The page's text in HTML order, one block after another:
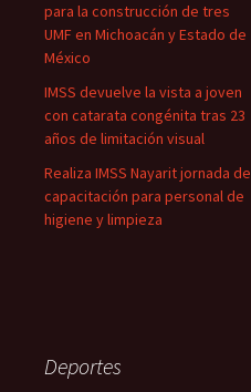
para la construcción de tres
UMF en Michoacán y Estado de
México
IMSS devuelve la vista a joven
con catarata congénita tras 23
años de limitación visual
Realiza IMSS Nayarit jornada de
capacitación para personal de
higiene y limpieza
Deportes